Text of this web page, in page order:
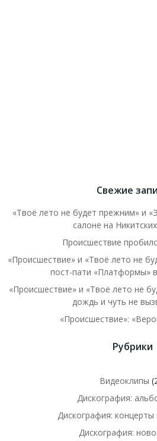
Свежие
«Твоё лето не будет прежним» и
салоне на
Происшествие
«Происшествие» и «Твоё лето не
пост-пати «Платформы»
«Происшествие» и «Твоё лето не
дождь и чуть не
«Происшествие»:
Рубрики
Видеоклипы
Дискография:
Дискография: концерты
Дискография: